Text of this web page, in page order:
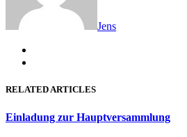
Jens
RELATED ARTICLES
Einladung zur Hauptversammlung